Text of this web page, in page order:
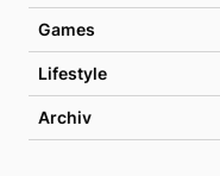
Games
Lifestyle
Archiv